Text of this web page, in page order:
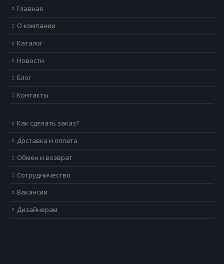
Главная
О компании
Каталог
Новости
Блог
Контакты
Как сделать заказ?
Доставка и оплата
Обмен и возврат
Сотрудничество
Вакансии
Дизайнерам